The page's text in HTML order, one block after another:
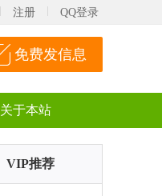
注册 QQ登录
免费发信息
关于本站
VIP推荐